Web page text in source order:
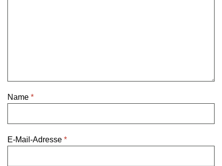
Name *
E-Mail-Adresse *